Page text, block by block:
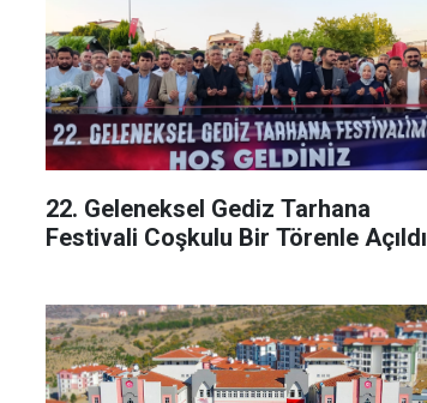
22. Geleneksel Gediz Tarhana
Festivali Coşkulu Bir Törenle Açıldı